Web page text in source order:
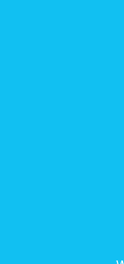
Szlachetnych